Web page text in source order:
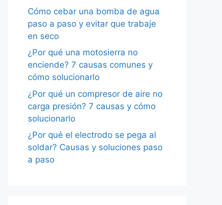
Cómo cebar una bomba de agua
paso a paso y evitar que trabaje
en seco
¿Por qué una motosierra no
enciende? 7 causas comunes y
cómo solucionarlo
¿Por qué un compresor de aire no
carga presión? 7 causas y cómo
solucionarlo
¿Por qué el electrodo se pega al
soldar? Causas y soluciones paso
a paso